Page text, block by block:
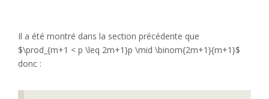
Il a été montré dans la section précédente que
$\prod_{m+1 < p \leq 2m+1}p \mid \binom{2m+1}{m+1}$
donc :